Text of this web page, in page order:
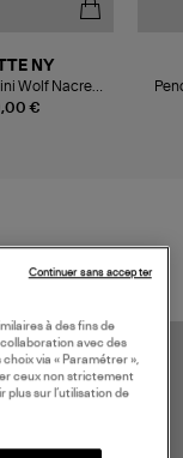
€
NY
Wolf Nacre
Rose
à des fins de
avec des
via « Paramétrer »,
ceux non strictement
plus sur l’utilisation de
Continuer sans accepter